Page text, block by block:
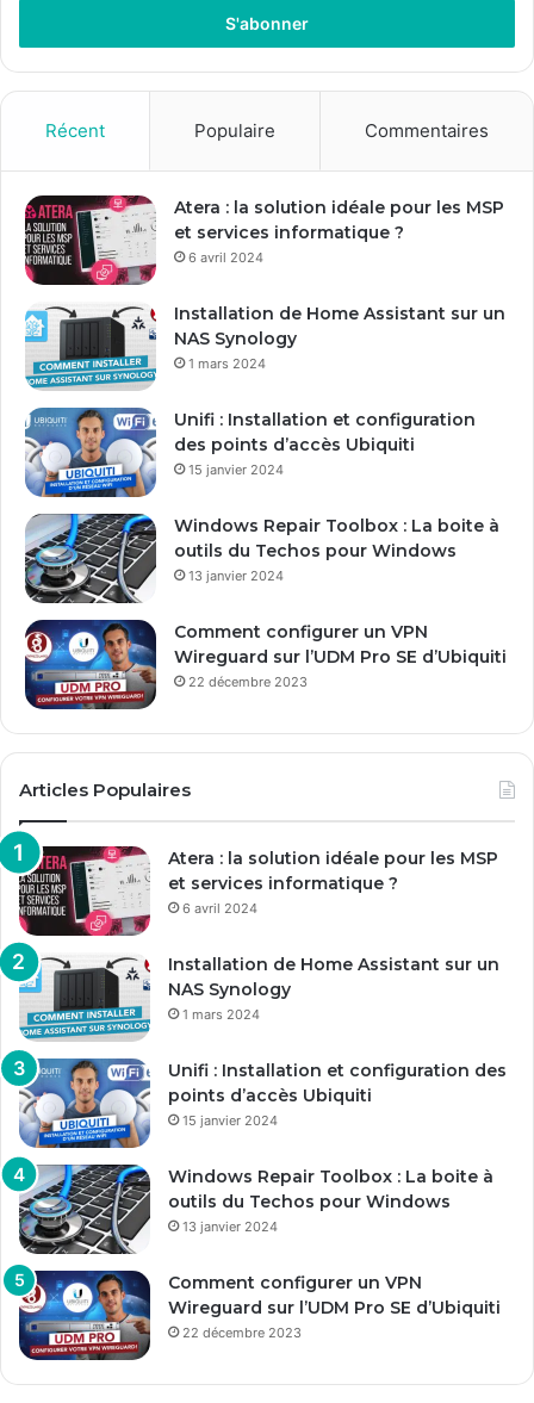
e
z
r
e
a
d
s
e
m
a
Récent Populaire Commentaires
Atera : la solution idéale pour les MSP
et services informatique ?
6 avril 2024
Installation de Home Assistant sur un
NAS Synology
1 mars 2024
Unifi : Installation et configuration
des points d’accès Ubiquiti
15 janvier 2024
Windows Repair Toolbox : La boite à
outils du Techos pour Windows
13 janvier 2024
Comment configurer un VPN
Wireguard sur l’UDM Pro SE d’Ubiquiti
22 décembre 2023
Articles Populaires
Atera : la solution idéale pour les MSP
et services informatique ?
6 avril 2024
Installation de Home Assistant sur un
NAS Synology
1 mars 2024
Unifi : Installation et configuration des
points d’accès Ubiquiti
15 janvier 2024
Windows Repair Toolbox : La boite à
outils du Techos pour Windows
13 janvier 2024
Comment configurer un VPN
Wireguard sur l’UDM Pro SE d’Ubiquiti
22 décembre 2023